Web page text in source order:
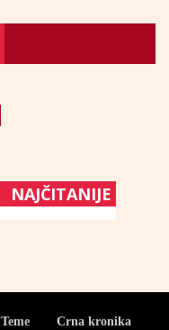
NAJČITANIJE
Teme Crna kronika